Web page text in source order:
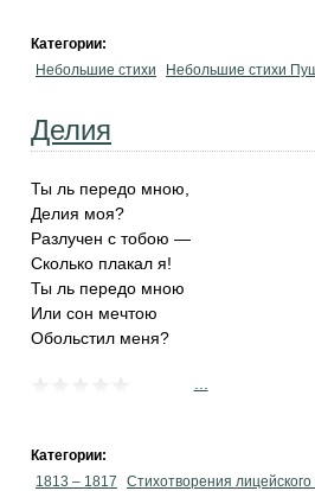
Категории:
Небольшие стихи
Небольшие стихи
Делия
Ты ль передо мною,
Делия моя?
Разлучен с тобою —
Сколько плакал я!
Ты ль передо мною
Или сон мечтою
Обольстил меня?
Категории:
1813 – 1817
Стихотворения